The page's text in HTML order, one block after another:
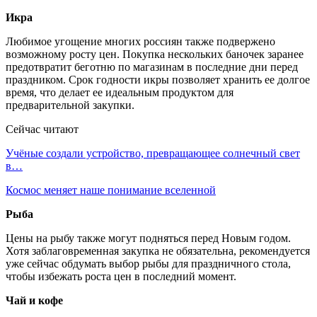
Икра
Любимое угощение многих россиян также подвержено
возможному росту цен. Покупка нескольких баночек заранее
предотвратит беготню по магазинам в последние дни перед
праздником. Срок годности икры позволяет хранить ее долгое
время, что делает ее идеальным продуктом для
предварительной закупки.
Сейчас читают
Учёные создали устройство, превращающее солнечный свет
в…
Космос меняет наше понимание вселенной
Рыба
Цены на рыбу также могут подняться перед Новым годом.
Хотя заблаговременная закупка не обязательна, рекомендуется
уже сейчас обдумать выбор рыбы для праздничного стола,
чтобы избежать роста цен в последний момент.
Чай и кофе